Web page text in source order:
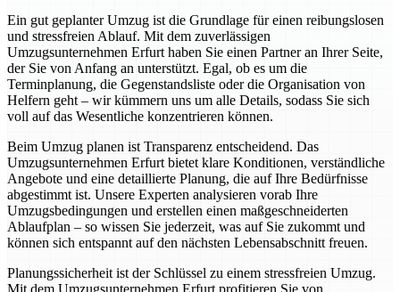
Ein gut geplanter Umzug ist die Grundlage für einen reibungslosen
und stressfreien Ablauf. Mit dem zuverlässigen
Umzugsunternehmen Erfurt haben Sie einen Partner an Ihrer Seite,
der Sie von Anfang an unterstützt. Egal, ob es um die
Terminplanung, die Gegenstandsliste oder die Organisation von
Helfern geht – wir kümmern uns um alle Details, sodass Sie sich
voll auf das Wesentliche konzentrieren können.
Beim Umzug planen ist Transparenz entscheidend. Das
Umzugsunternehmen Erfurt bietet klare Konditionen, verständliche
Angebote und eine detaillierte Planung, die auf Ihre Bedürfnisse
abgestimmt ist. Unsere Experten analysieren vorab Ihre
Umzugsbedingungen und erstellen einen maßgeschneiderten
Ablaufplan – so wissen Sie jederzeit, was auf Sie zukommt und
können sich entspannt auf den nächsten Lebensabschnitt freuen.
Planungssicherheit ist der Schlüssel zu einem stressfreien Umzug.